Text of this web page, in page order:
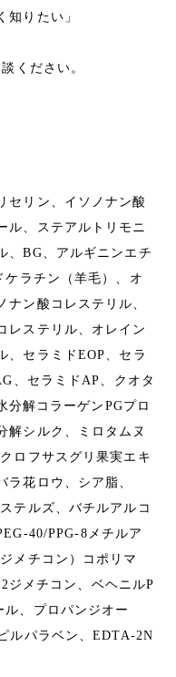
知りたい」
ください。
セリン、イソノナン酸
ル、ステアルトリモニ
、BG、アルギニンエチ
ラチン（羊毛）、オ
ナン酸コレステリル、
レステリル、オレイン
、セラミドEOP、セラ
、セラミドAP、クオタ
分解コラーゲンPGプロ
解シルク、ミロタムヌ
ロフサスグリ果実エキ
ラ花ロウ、シア脂、
テルズ、バチルアルコ
40/PPG-8メチルア
メチコン）コポリマ
ジメチコン、ベヘニルP
、プロパンジオー
ルパラベン、EDTA-2N